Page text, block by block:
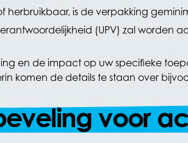
herbruikbaar, is de verpakking
(UPV) zal worden
en de impact op uw specifieke
komen de details te staan over
voor